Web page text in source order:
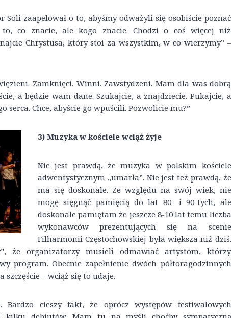
Soli zaapelował o to, abyśmy odważyli się osobiście poznać
to, co znacie, ale kogo znacie. Chodzi o coś więcej niż
Chrystusa, który stoi za wszystkim, w co wierzymy” –
Zamknięci. Winni. Zawstydzeni. Mam dla was dobrą
a będzie wam dane. Szukajcie, a znajdziecie. Pukajcie, a
serca. Chce, abyście go wpuścili. Pozwolicie mu?”
3) Muzyka w kościele wciąż żyje
Nie jest prawdą, że muzyka w polskim kościele
adwentystycznym „umarła”. Nie jest też prawdą, że
ma się doskonale. Ze względu na swój wiek, nie
mogę sięgnąć pamięcią do lat 80- i 90-tych, ale
doskonale pamiętam że jeszcze 8-10 lat temu liczba
wykonawców prezentujących się na scenie
Filharmonii Częstochowskiej była większa niż dziś.
że organizatorzy musieli odmawiać artystom, którzy
program. Obecnie zapełnienie dwóch półtoragodzinnych
– wciąż się to udaje.
cieszy fakt, że oprócz występów festiwalowych